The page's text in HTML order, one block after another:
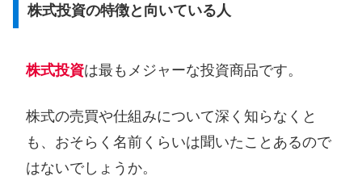
株式投資の特徴と向いている人
株式投資は最もメジャーな投資商品です。
株式の売買や仕組みについて深く知らなくと
も、おそらく名前くらいは聞いたことあるので
はないでしょうか。